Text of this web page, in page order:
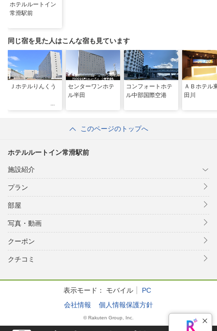
ホテルルートイン
常滑駅前
同じ宿を見た人はこんな宿も見ています
Ｊホテルりんくう
センターワンホテ
ル半田
コンフォートホテ
ル中部国際空港
ＡＢホテル
田川
このページのトップへ
ホテルルートイン常滑駅前
施設紹介
プラン
部屋
写真・動画
クーポン
クチコミ
表示モード： モバイル
PC
会社情報
個人情報保護方針
© Rakuten Group, Inc.